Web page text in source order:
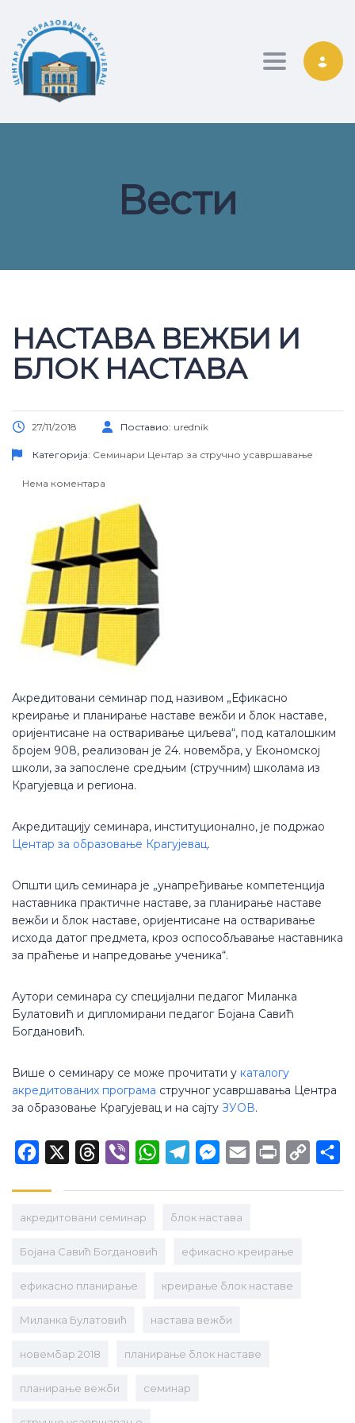
Toggle
Вести
НАСТАВА ВЕЖБИ И
БЛОК НАСТАВА
27/11/2018 Поставио: urednik
Категорија: Семинари Центар за стручно усавршавање
Нема коментара
Акредитовани семинар под називом „Ефикасно
креирање и планирање наставе вежби и блок наставе,
оријентисане на остваривање циљева“, под каталошким
бројем 908, реализован је 24. новембра, у Економској
школи, за запослене средњим (стручним) школама из
Крагујевца и региона.
Акредитацију семинара, институционално, је подржао
Центар за образовање Крагујевац.
Општи циљ семинара је „унапређивање компетенција
наставника практичне наставе, за планирање наставе
вежби и блок наставе, оријентисане на остваривање
исхода датог предмета, кроз оспособљавање наставника
за праћење и напредовање ученика“.
Аутори семинара су специјални педагог Миланка
Булатовић и дипломирани педагог Бојана Савић
Богдановић.
Више о семинару се може прочитати у каталогу
акредитованих програма стручног усавршавања Центра
за образовање Крагујевац и на сајту ЗУОВ.
Facebook Threads
Viber WhatsAppTelegramMessenger
Email Print
Copy
aкредитовани семинар блок настава
Бојана Савић Богдановић ефикасно креирање
ефикасно планирање креирање блок наставе
Миланка Булатовић настава вежби
новембар 2018 планирање блок наставе
планирање вежби семинар